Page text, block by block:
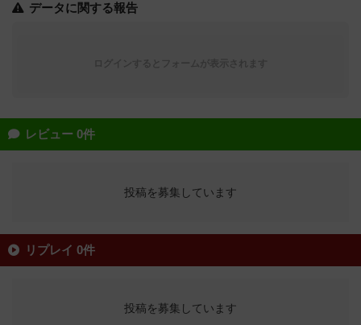
データに関する報告
レビュー 0件
投稿を募集しています
リプレイ 0件
投稿を募集しています